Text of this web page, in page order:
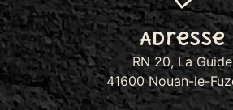
Adresse
RN 20, La Guide
41600 Nouan-le-